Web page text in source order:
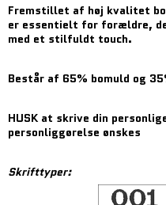
Fremstillet af høj kvalitet
er essentielt for forældre,
med et stilfuldt touch.
Består af 65% bomuld og
HUSK at skrive din
personliggørelse ønskes
Skrifttyper: